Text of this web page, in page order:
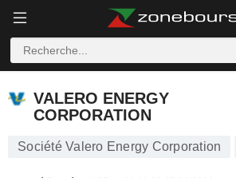
VALERO ENERGY
CORPORATION
Société Valero Energy Corporation